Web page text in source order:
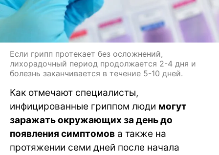
Если грипп протекает без осложнений,
лихорадочный период продолжается 2-4 дня и
болезнь заканчивается в течение 5-10 дней.
Как отмечают специалисты,
инфицированные гриппом люди могут
заражать окружающих за день до
появления симптомов а также на
протяжении семи дней после начала